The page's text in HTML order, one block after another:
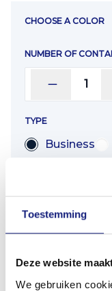
Toestemming
Deze website
We gebruiken
CHOOSE A COLOR
NUMBER OF
1
TYPE
Business